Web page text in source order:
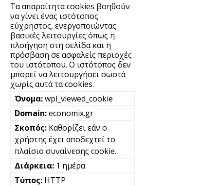
Τα απαραίτητα cookies βοηθούν
να γίνει ένας ιστότοπος
εύχρηστος, ενεργοποιώντας
βασικές λειτουργίες όπως η
πλοήγηση στη σελίδα και η
πρόσβαση σε ασφαλείς περιοχές
του ιστότοπου. Ο ιστότοπος δεν
μπορεί να λειτουργήσει σωστά
χωρίς αυτά τα cookies.
wpl_viewed_cookie
economix.gr
Καθορίζει εάν ο
χρήστης έχει αποδεχτεί το
πλαίσιο συναίνεσης cookie.
1 ημέρα
HTTP